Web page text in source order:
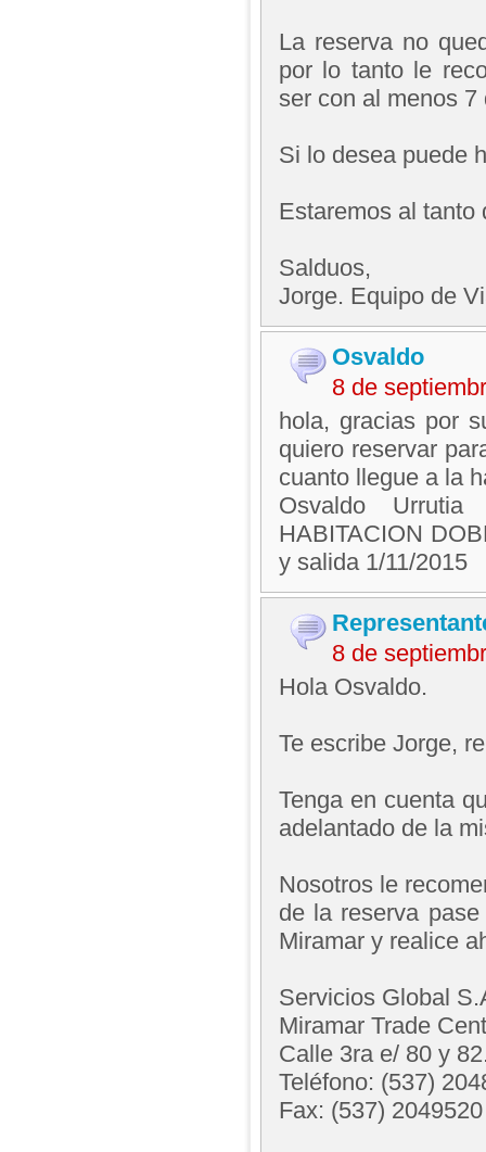
La reserva no
por lo tanto le
ser con al menos
Si lo desea puede
Estaremos al tanto
Salduos,
Jorge. Equipo de
Osvaldo
8 de
hola, gracias por
quiero reservar
cuanto llegue a la
Osvaldo
HABITACION
y salida 1/11/2015
8 de
Hola Osvaldo.
Te escribe Jorge,
Tenga en cuenta
adelantado de la
Nosotros le
de la reserva
Miramar y realice
Servicios Global
Miramar Trade
Calle 3ra e/ 80 y
Teléfono: (537)
Fax: (537) 2049520